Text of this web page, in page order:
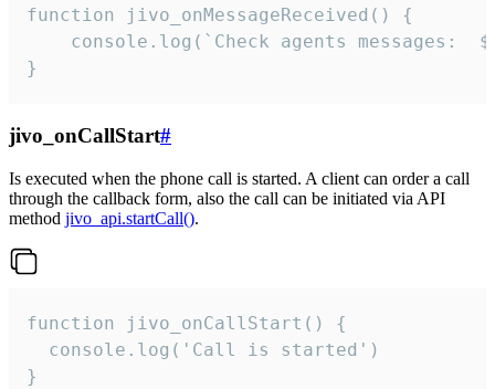
function jivo_onMessageReceived() {
}
jivo_onCallStart#
Is executed when the phone call is started. A client can order a call
through the callback form, also the call can be initiated via API
method jivo_api.startCall().
function jivo_onCallStart() {
  console.log('Call is started')
}